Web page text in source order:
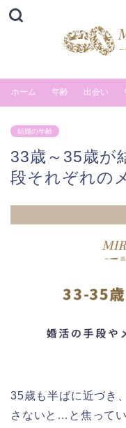
ホーム 年齢 出会い
結婚の年齢
33歳～35歳が
段それぞれの
35歳も半ばに近づき
さないと…と焦って